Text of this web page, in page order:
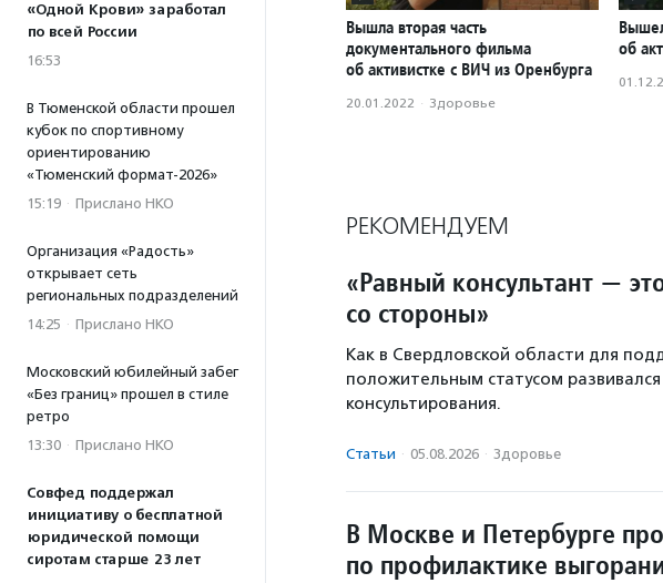
«Одной Крови» заработал
по всей России
16:53
В Тюменской области прошел
кубок по спортивному
ориентированию
«Тюменский формат-2026»
15:19 · Прислано НКО
Организация «Радость»
открывает сеть
региональных подразделений
14:25 · Прислано НКО
Московский юбилейный забег
«Без границ» прошел в стиле
ретро
13:30 · Прислано НКО
Совфед поддержал
инициативу о бесплатной
юридической помощи
сиротам старше 23 лет
Вышла вторая часть
документального фильма
об активистке с ВИЧ из Оренбурга
20.01.2022 · Здоровье
об
РЕКОМЕНДУЕМ
«Равный консультант —
со стороны»
Как в Свердловской области для
положительным статусом развивался
консультирования.
Статьи · 05.08.2026 · Здоровье
В Москве и Петербурге
по профилактике